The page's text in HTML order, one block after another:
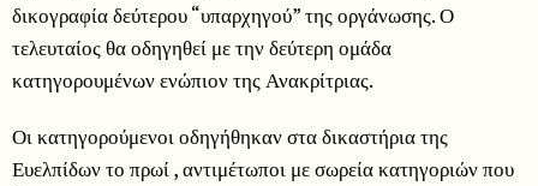
δικογραφία δεύτερου “υπαρχηγού” της οργάνωσης. Ο
τελευταίος θα οδηγηθεί με την δεύτερη ομάδα
κατηγορουμένων ενώπιον της Ανακρίτριας.
Οι κατηγορούμενοι οδηγήθηκαν στα δικαστήρια της
Ευελπίδων το πρωί , αντιμέτωποι με σωρεία κατηγοριών που